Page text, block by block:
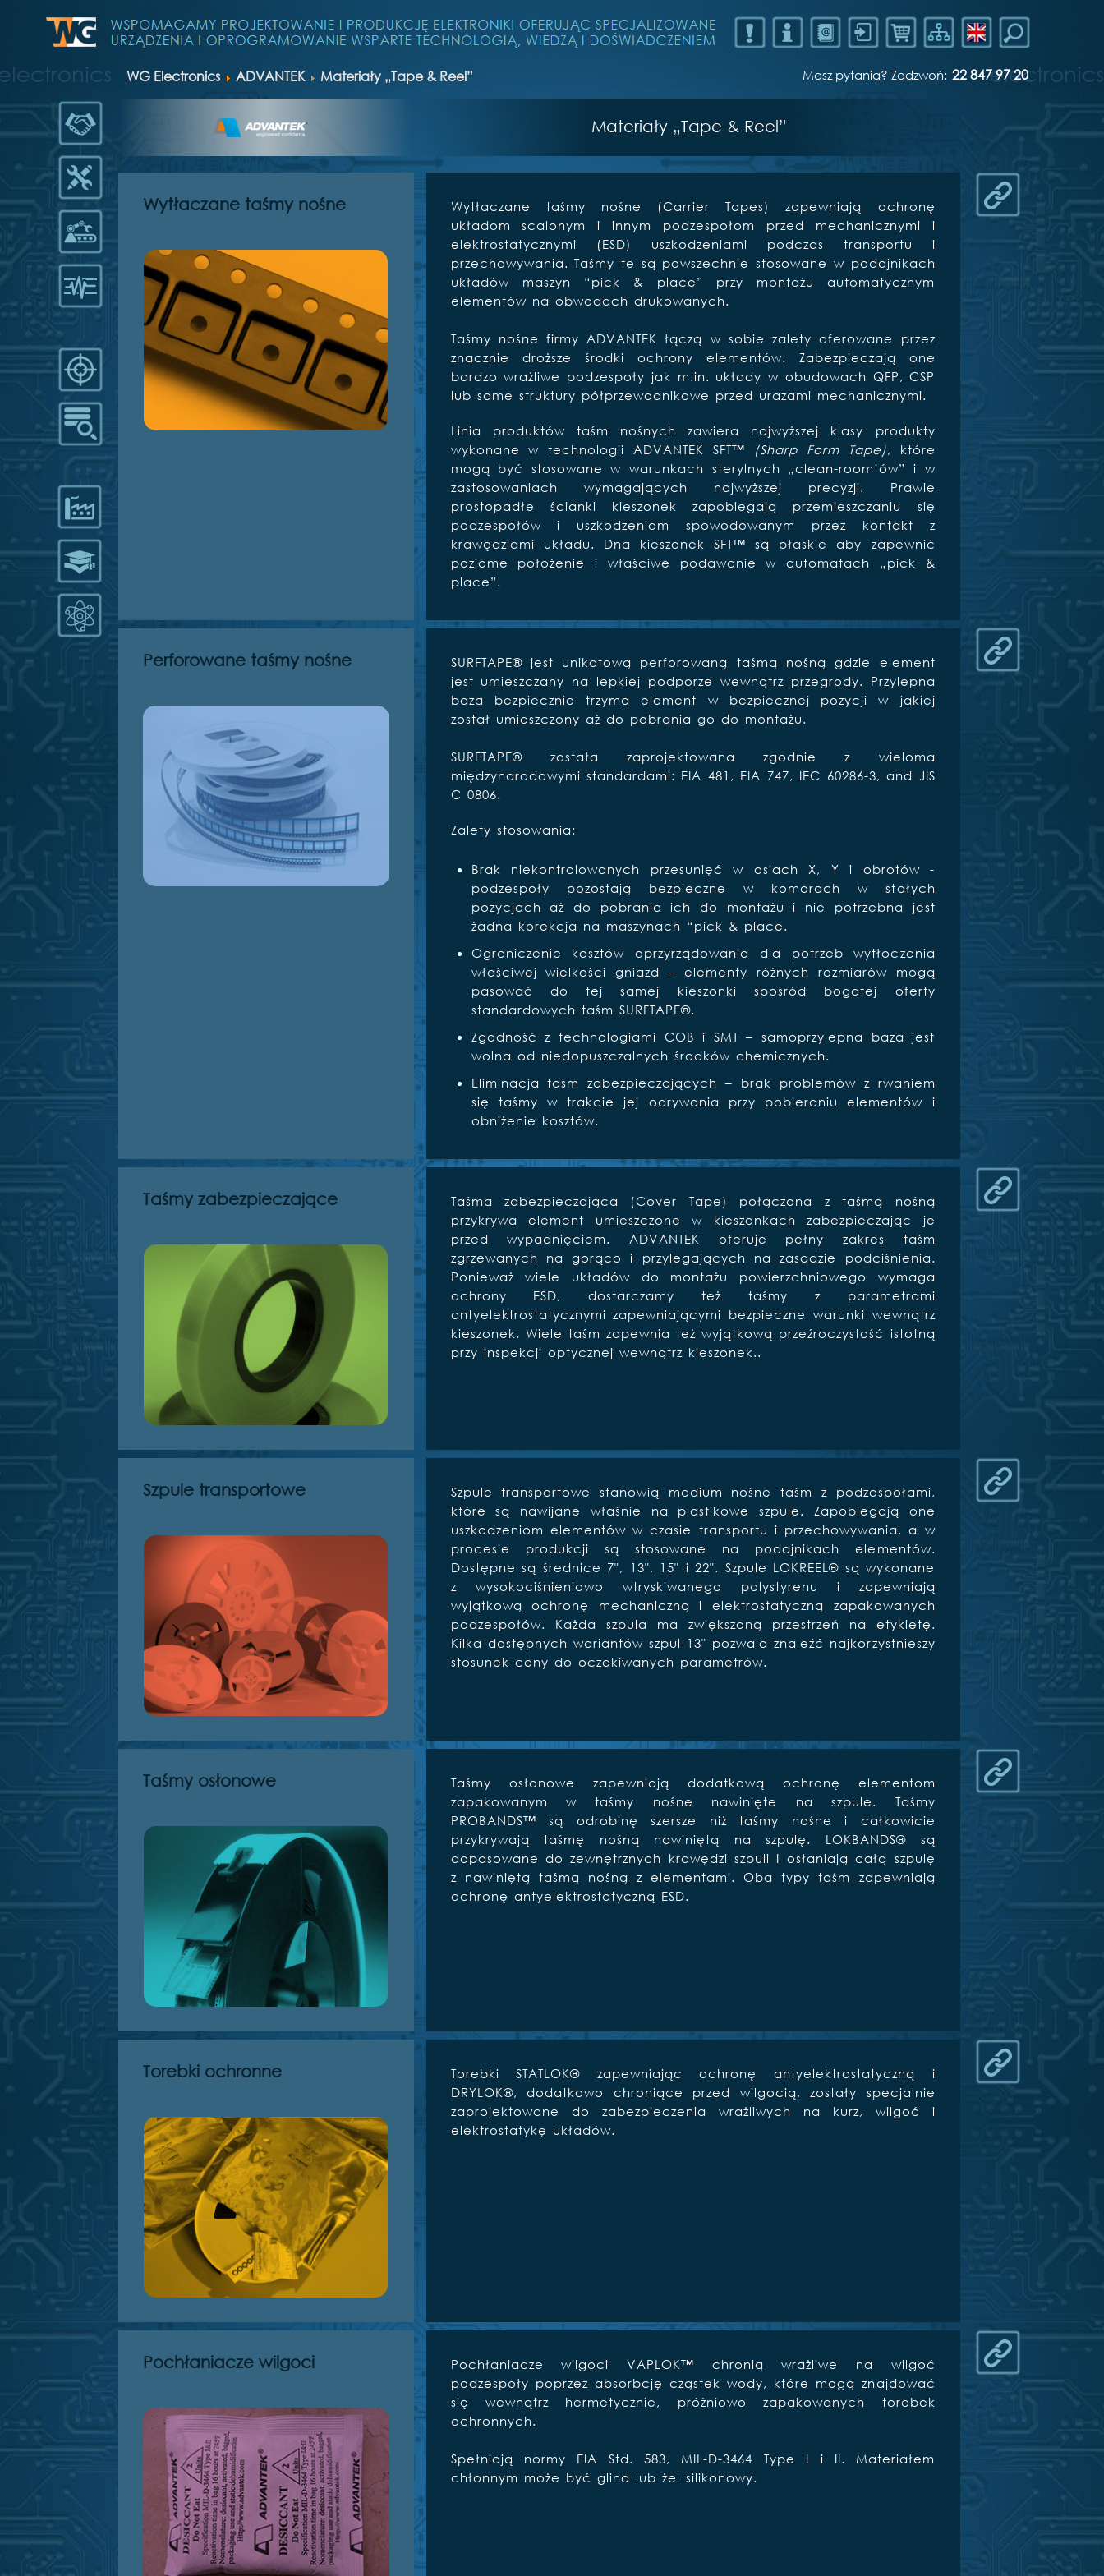
WG Electronics ADVANTEK Materiały „Tape & Reel” Masz pytania? Zadzwoń: 22 847 97 20
Materiały „Tape & Reel”
AUTORYZOWANY DYSTRYBUTOR
Wytłaczane taśmy nośne
Wytłaczane taśmy nośne (Carrier Tapes) zapewniają ochronę
układom scalonym i innym podzespołom przed mechanicznymi i
elektrostatycznymi (ESD) uszkodzeniami podczas transportu i
przechowywania. Taśmy te są powszechnie stosowane w podajnikach
układów maszyn “pick & place” przy montażu automatycznym
elementów na obwodach drukowanych.
Taśmy nośne firmy ADVANTEK łączą w sobie zalety oferowane przez
znacznie droższe środki ochrony elementów. Zabezpieczają one
bardzo wrażliwe podzespoły jak m.in. układy w obudowach QFP, CSP
lub same struktury półprzewodnikowe przed urazami mechanicznymi.
Linia produktów taśm nośnych zawiera najwyższej klasy produkty
wykonane w technologii ADVANTEK SFT™
(Sharp Form Tape), które
mogą być stosowane w warunkach sterylnych „clean-room’ów” i w
zastosowaniach wymagających najwyższej precyzji. Prawie
prostopadłe ścianki kieszonek zapobiegają przemieszczaniu się
podzespołów i uszkodzeniom spowodowanym przez kontakt z
krawędziami układu. Dna kieszonek SFT™ są płaskie aby zapewnić
poziome położenie i właściwe podawanie w automatach „pick &
place”.
Perforowane taśmy nośne
SURFTAPE® jest unikatową perforowaną taśmą nośną gdzie element
jest umieszczany na lepkiej podporze wewnątrz przegrody. Przylepna
baza bezpiecznie trzyma element w bezpiecznej pozycji w jakiej
został umieszczony aż do pobrania go do montażu.
SURFTAPE® została zaprojektowana zgodnie z wieloma
międzynarodowymi standardami: EIA 481, EIA 747, IEC 60286-3, and JIS
C 0806.
Zalety stosowania:
Brak niekontrolowanych przesunięć w osiach X, Y i obrotów -
podzespoły pozostają bezpieczne w komorach w stałych
pozycjach aż do pobrania ich do montażu i nie potrzebna jest
żadna korekcja na maszynach “pick & place.
Ograniczenie kosztów oprzyrządowania dla potrzeb wytłoczenia
właściwej wielkości gniazd – elementy różnych rozmiarów mogą
pasować do tej samej kieszonki spośród bogatej oferty
standardowych taśm SURFTAPE®.
Zgodność z technologiami COB i SMT – samoprzylepna baza jest
wolna od niedopuszczalnych środków chemicznych.
Eliminacja taśm zabezpieczających – brak problemów z rwaniem
się taśmy w trakcie jej odrywania przy pobieraniu elementów i
obniżenie kosztów.
Taśmy zabezpieczające
Taśma zabezpieczająca (Cover Tape) połączona z taśmą nośną
przykrywa element umieszczone w kieszonkach zabezpieczając je
przed wypadnięciem. ADVANTEK oferuje pełny zakres taśm
zgrzewanych na gorąco i przylegających na zasadzie podciśnienia.
Ponieważ wiele układów do montażu powierzchniowego wymaga
ochrony ESD, dostarczamy też taśmy z parametrami
antyelektrostatycznymi zapewniającymi bezpieczne warunki wewnątrz
kieszonek. Wiele taśm zapewnia też wyjątkową przeźroczystość istotną
przy inspekcji optycznej wewnątrz kieszonek..
Szpule transportowe
Szpule transportowe stanowią medium nośne taśm z podzespołami,
które są nawijane właśnie na plastikowe szpule. Zapobiegają one
uszkodzeniom elementów w czasie transportu i przechowywania, a w
procesie produkcji są stosowane na podajnikach elementów.
Dostępne są średnice 7", 13", 15" i 22". Szpule LOKREEL® są wykonane
z wysokociśnieniowo wtryskiwanego polystyrenu i zapewniają
wyjątkową ochronę mechaniczną i elektrostatyczną zapakowanych
podzespołów. Każda szpula ma zwiększoną przestrzeń na etykietę.
Kilka dostępnych wariantów szpul 13" pozwala znaleźć najkorzystnieszy
stosunek ceny do oczekiwanych parametrów.
Taśmy osłonowe
Taśmy osłonowe zapewniają dodatkową ochronę elementom
zapakowanym w taśmy nośne nawinięte na szpule. Taśmy
PROBANDS™ są odrobinę szersze niż taśmy nośne i całkowicie
przykrywają taśmę nośną nawiniętą na szpulę. LOKBANDS® są
dopasowane do zewnętrznych krawędzi szpuli I osłaniają całą szpulę
z nawiniętą taśmą nośną z elementami. Oba typy taśm zapewniają
ochronę antyelektrostatyczną ESD.
Torebki ochronne
Torebki STATLOK® zapewniając ochronę antyelektrostatyczną i
DRYLOK®, dodatkowo chroniące przed wilgocią, zostały specjalnie
zaprojektowane do zabezpieczenia wrażliwych na kurz, wilgoć i
elektrostatykę układów.
Pochłaniacze wilgoci
Pochłaniacze wilgoci VAPLOK™ chronią wrażliwe na wilgoć
podzespoły poprzez absorbcję cząstek wody, które mogą znajdować
się wewnątrz hermetycznie, próżniowo zapakowanych torebek
ochronnych.
Spełniają normy EIA Std. 583, MIL-D-3464 Type I i II. Materiałem
chłonnym może być glina lub żel silikonowy.